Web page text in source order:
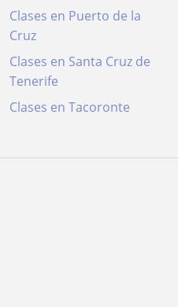
Clases en Puerto de la
Cruz
Clases en Santa Cruz de
Tenerife
Clases en Tacoronte